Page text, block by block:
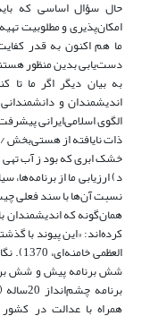
حال سؤال اساسی که
امکان‌پذیری و مطلوبیت
ما هم اکنون به قدر
دست‌یابی بدین منظور
به بیان دیگر اگر ما تا
اندیشمندان و
الگوی اسلامی‌ایرانی
ذات نایافته از
خشک ابری که بود ز آب تهی /
د) ارزیابی ما از
نسبت آن‌ها با سند فعلی
همان‌گونه که اندیشمندان
کرده‌اند: «این پیوند با
همراه با عدالت در